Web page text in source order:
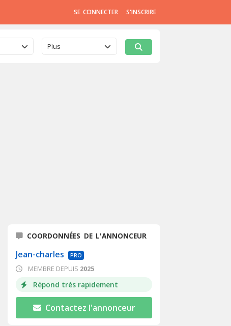
SE CONNECTER S'INSCRIRE
Plus
COORDONNÉES DE L'ANNONCEUR
Jean-charles PRO
MEMBRE DEPUIS 2025
Répond très rapidement
Contactez l'annonceur